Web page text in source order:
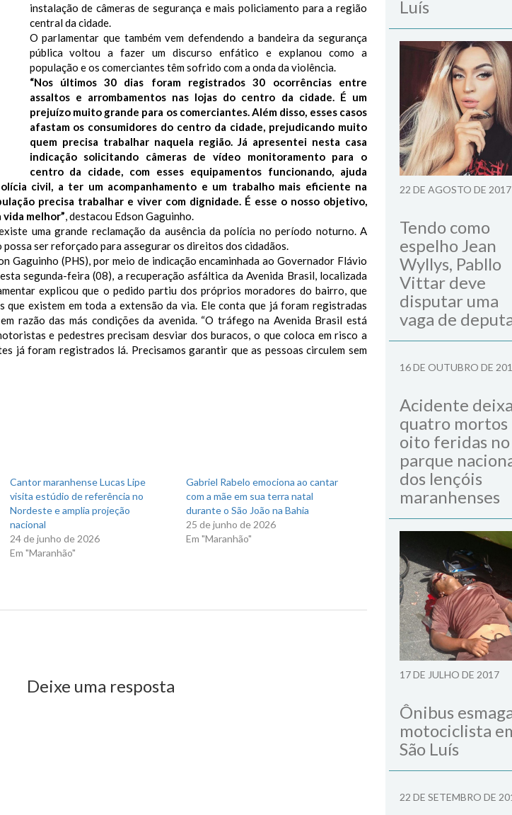
instalação de câmeras de segurança e mais policiamento para a região
central da cidade.
O parlamentar que também vem defendendo a bandeira da segurança
pública voltou a fazer um discurso enfático e explanou como a
população e os comerciantes têm sofrido com a onda da violência.
“Nos últimos 30 dias foram registrados 30 ocorrências entre
assaltos e arrombamentos nas lojas do centro da cidade. É um
prejuízo muito grande para os comerciantes. Além disso, esses casos
afastam os consumidores do centro da cidade, prejudicando muito
quem precisa trabalhar naquela região. Já apresentei nesta casa
indicação solicitando câmeras de vídeo monitoramento para o
centro da cidade, com esses equipamentos funcionando, ajuda
civil, a ter um acompanhamento e um trabalho mais eficiente na
precisa trabalhar e viver com dignidade. É esse o nosso objetivo,
vida melhor”, destacou Edson Gaguinho.
uma grande reclamação da ausência da polícia no período noturno. A
ser reforçado para assegurar os direitos dos cidadãos.
Gaguinho (PHS), por meio de indicação encaminhada ao Governador Flávio
segunda-feira (08), a recuperação asfáltica da Avenida Brasil, localizada
explicou que o pedido partiu dos próprios moradores do bairro, que
que existem em toda a extensão da via. Ele conta que já foram registradas
razão das más condições da avenida. “O tráfego na Avenida Brasil está
e pedestres precisam desviar dos buracos, o que coloca em risco a
já foram registrados lá. Precisamos garantir que as pessoas circulem sem
Cantor maranhense Lucas Lipe
visita estúdio de referência no
Nordeste e amplia projeção
nacional
24 de junho de 2026
Em "Maranhão"
Gabriel Rabelo emociona ao cantar
com a mãe em sua terra natal
durante o São João na Bahia
25 de junho de 2026
Em "Maranhão"
Deixe uma resposta
Luís
22 DE AGOSTO DE 2017
Tendo como
espelho Jean
Wyllys, Pabllo
Vittar deve
disputar uma
vaga de
16 DE OUTUBRO DE
Acidente
quatro mortos
oito feridas no
parque
dos lençóis
maranhenses
17 DE JULHO DE 2017
Ônibus
motociclista
São Luís
22 DE SETEMBRO DE